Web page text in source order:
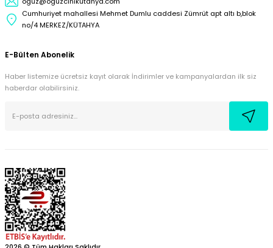
Cumhuriyet mahallesi Mehmet Dumlu caddesi Zümrüt apt altı b,blok
no/4 MERKEZ/KÜTAHYA
E-Bülten Abonelik
Haber listemize ücretsiz kayıt olarak İndirimler ve kampanyalardan ilk siz
haberdar olabilirsiniz.